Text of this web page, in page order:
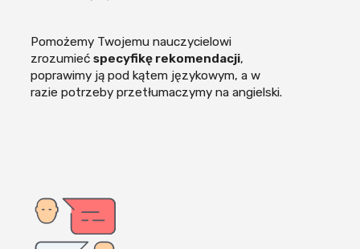
Pomożemy Twojemu nauczycielowi
zrozumiećspecyfikę rekomendacji,
poprawimy ją pod kątem językowym, a w
razie potrzeby przetłumaczymy na angielski.